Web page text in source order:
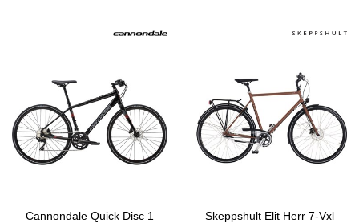
Cannondale Quick Disc 1
Skeppshult Elit Herr 7-Vxl